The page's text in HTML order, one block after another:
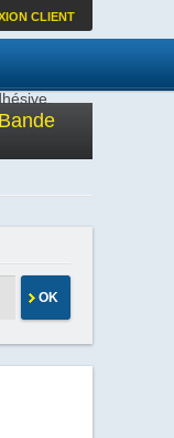
CLIENT
OK